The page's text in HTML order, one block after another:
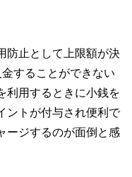
防止として上限額が決
することができない
利用するときに小銭を
ントが付与され便利で
ージするのが面倒と感